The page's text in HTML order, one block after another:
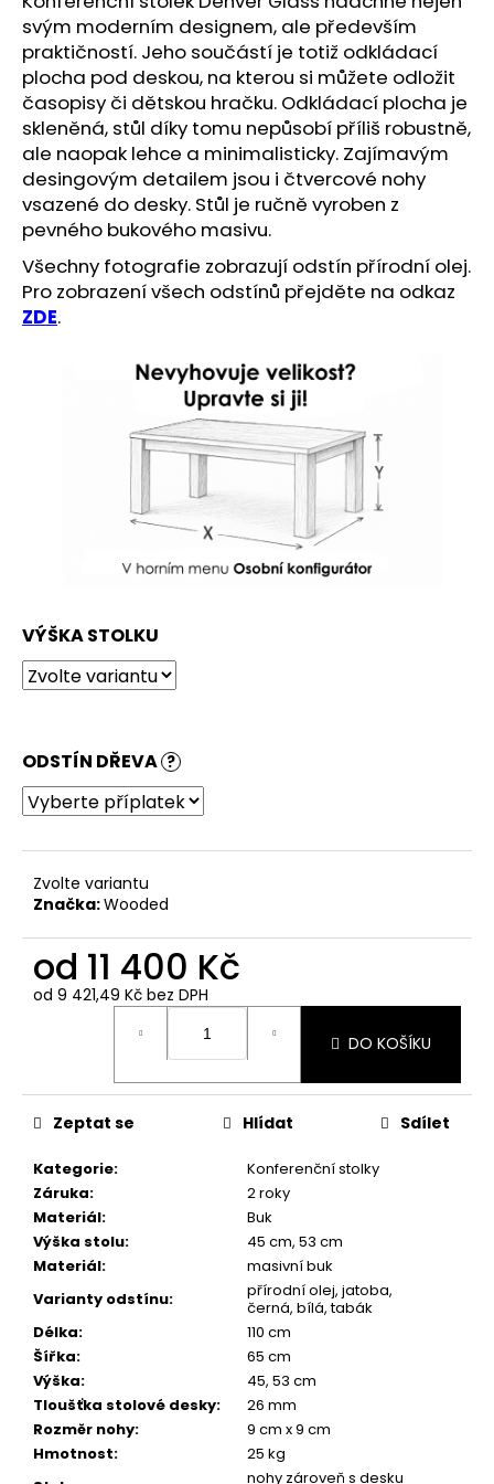
svým moderním designem, ale především
praktičností. Jeho součástí je totiž odkládací
plocha pod deskou, na kterou si můžete odložit
časopisy či dětskou hračku. Odkládací plocha je
skleněná, stůl díky tomu nepůsobí příliš robustně,
ale naopak lehce a minimalisticky. Zajímavým
desingovým detailem jsou i čtvercové nohy
vsazené do desky. Stůl je ručně vyroben z
pevného bukového masivu.
Všechny fotografie zobrazují odstín přírodní olej.
Pro zobrazení všech odstínů přejděte na odkaz
ZDE.
VÝŠKA STOLKU
ODSTÍN DŘEVA ?
Zvolte variantu
Značka:Wooded
od 11 400 Kč
od 9 421,49 Kč bez DPH
DO KOŠÍKU
Kategorie:
Konferenční stolky
Záruka:
2 roky
Materiál:
Buk
Výška stolu:
45 cm, 53 cm
Materiál:
masivní buk
Varianty odstínu:
přírodní olej, jatoba,
černá, bílá, tabák
Délka:
110 cm
Šířka:
65 cm
Výška:
45, 53 cm
Tloušťka stolové desky:
26 mm
Rozměr nohy:
9 cm x 9 cm
Hmotnost:
25 kg
nohy zároveň s desku
Zeptat se Hlídat Sdílet
u
j
e
m
e